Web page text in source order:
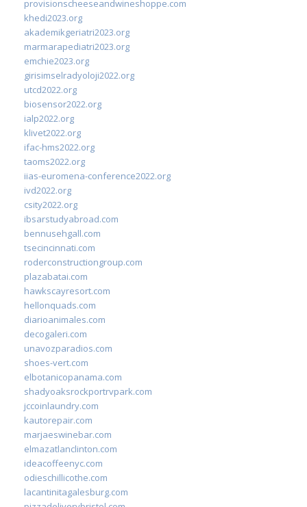
provisionscheeseandwineshoppe.com
khedi2023.org
akademikgeriatri2023.org
marmarapediatri2023.org
emchie2023.org
girisimselradyoloji2022.org
utcd2022.org
biosensor2022.org
ialp2022.org
klivet2022.org
ifac-hms2022.org
taoms2022.org
iias-euromena-conference2022.org
ivd2022.org
csity2022.org
ibsarstudyabroad.com
bennusehgall.com
tsecincinnati.com
roderconstructiongroup.com
plazabatai.com
hawkscayresort.com
hellonquads.com
diarioanimales.com
decogaleri.com
unavozparadios.com
shoes-vert.com
elbotanicopanama.com
shadyoaksrockportrvpark.com
jccoinlaundry.com
kautorepair.com
marjaeswinebar.com
elmazatlanclinton.com
ideacoffeenyc.com
odieschillicothe.com
lacantinitagalesburg.com